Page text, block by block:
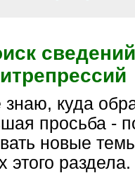
просьба -
новые
этого раздела.